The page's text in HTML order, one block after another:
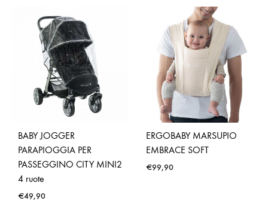
BABY JOGGER
PARAPIOGGIA PER
PASSEGGINO CITY MINI2
4 ruote
€49,90
ERGOBABY MARSUPIO
EMBRACE SOFT
€99,90